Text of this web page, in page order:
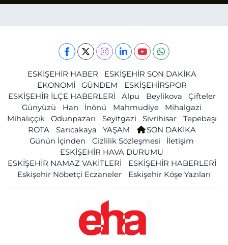
ESKİŞEHİR HABER
ESKİŞEHİR SON DAKİKA
EKONOMİ
GÜNDEM
ESKİŞEHİRSPOR
ESKİŞEHİR İLÇE HABERLERİ
Alpu Beylikova
Çifteler
Günyüzü
Han İnönü Mahmudiye
Mihalgazi
Mihalıççık
Odunpazarı Seyitgazi Sivrihisar
Tepebaşı
ROTA
Sarıcakaya YAŞAM
SON DAKİKA
Günün İçinden
Gizlilik Sözleşmesi
İletişim
ESKİŞEHİR HAVA DURUMU
ESKİŞEHİR NAMAZ VAKİTLERİ
ESKİŞEHİR HABERLERİ
Eskişehir Nöbetçi Eczaneler
Eskişehir Köşe Yazıları